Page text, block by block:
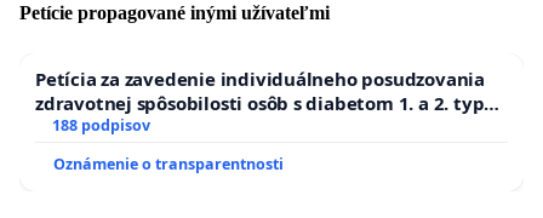
Petície propagované inými užívateľmi
Petícia za zavedenie individuálneho posudzovania
zdravotnej spôsobilosti osôb s diabetom 1. a 2. typu
pri prijímaní do Policajného zboru SR
188 podpisov
Oznámenie o transparentnosti